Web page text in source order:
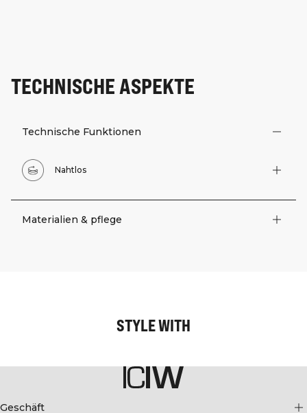
TECHNISCHE ASPEKTE
Technische Funktionen
Nahtlos
Materialien & pflege
STYLE WITH
Geschäft